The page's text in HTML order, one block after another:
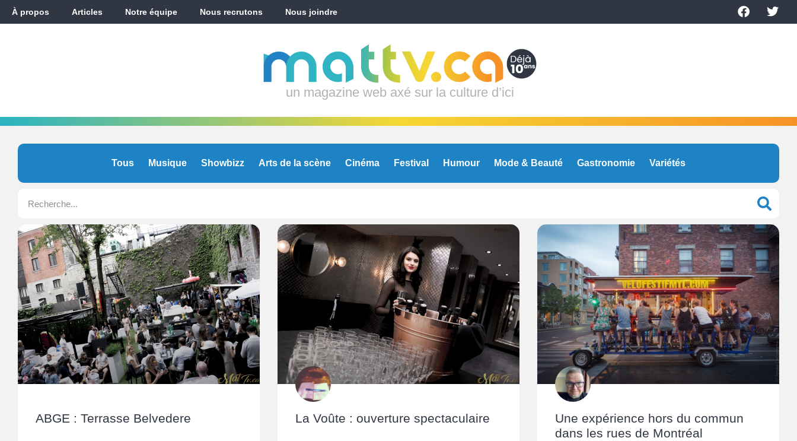
À propos Articles Notre équipe Nous recrutons Nous joindre
un magazine web axé sur la culture d’ici
Tous Musique Showbizz Arts de la scène Cinéma Festival Humour Mode & Beauté Gastronomie Variétés
ABGE : Terrasse Belvedere La Voûte : ouverture spectaculaire
Une expérience hors du commun
dans les rues de Montréal